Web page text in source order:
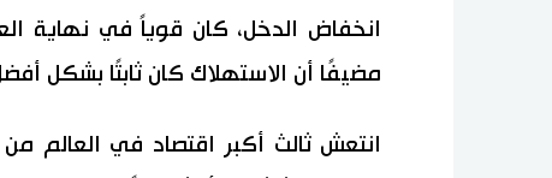
انخفاض الدخل، كان قوياً في نهاية
مضيفًا أن الاستهلاك كان ثابتًا بشكل
انتعش ثالث أكبر اقتصاد في العالم